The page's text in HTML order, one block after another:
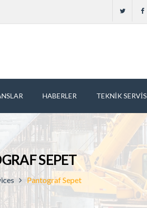
HABERLER TEKNIK SERVIS
SEPET
Pantograf Sepet